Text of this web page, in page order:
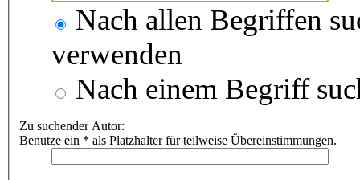
Nach allen Begriffen
verwenden
Nach einem Begriff
Zu suchender Autor:
Benutze ein * als Platzhalter für teilweise Übereinstimmungen.